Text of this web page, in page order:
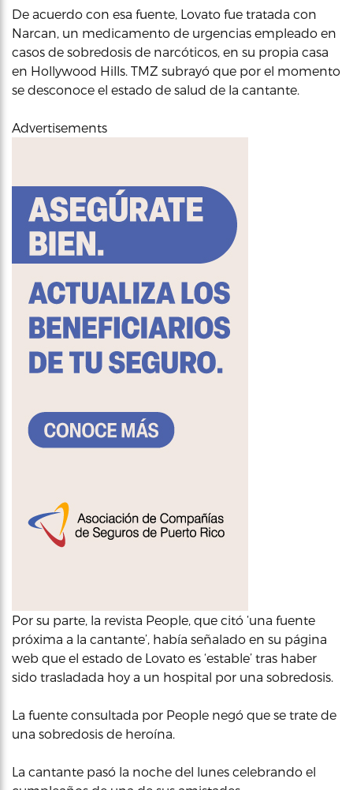
De acuerdo con esa fuente, Lovato fue tratada con
Narcan, un medicamento de urgencias empleado en
casos de sobredosis de narcóticos, en su propia casa
en Hollywood Hills. TMZ subrayó que por el momento
se desconoce el estado de salud de la cantante.
Advertisements
Por su parte, la revista People, que citó ‘una fuente
próxima a la cantante’, había señalado en su página
web que el estado de Lovato es ‘estable’ tras haber
sido trasladada hoy a un hospital por una sobredosis.
La fuente consultada por People negó que se trate de
una sobredosis de heroína.
La cantante pasó la noche del lunes celebrando el